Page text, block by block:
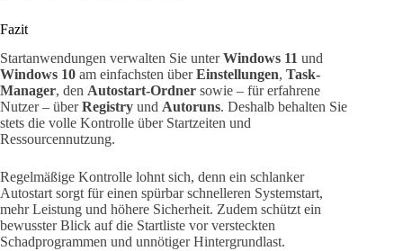
Fazit
Startanwendungen verwalten Sie unterWindows 11 und
Windows 10 am einfachsten überEinstellungen, Task-
Manager, den Autostart-Ordner sowie – für erfahrene
Nutzer – überRegistry und Autoruns. Deshalb behalten Sie
stets die volle Kontrolle über Startzeiten und
Ressourcennutzung.
Regelmäßige Kontrolle lohnt sich, denn ein schlanker
Autostart sorgt für einen spürbar schnelleren Systemstart,
mehr Leistung und höhere Sicherheit. Zudem schützt ein
bewusster Blick auf die Startliste vor versteckten
Schadprogrammen und unnötiger Hintergrundlast.